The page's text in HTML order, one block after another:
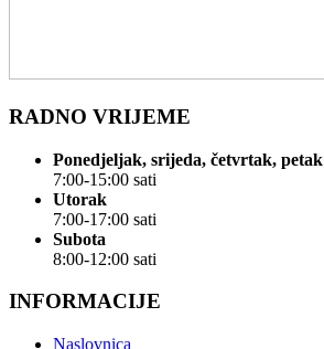
RADNO VRIJEME
Ponedjeljak, srijeda, četvrtak, petak
7:00-15:00 sati
Utorak
7:00-17:00 sati
Subota
8:00-12:00 sati
INFORMACIJE
Naslovnica